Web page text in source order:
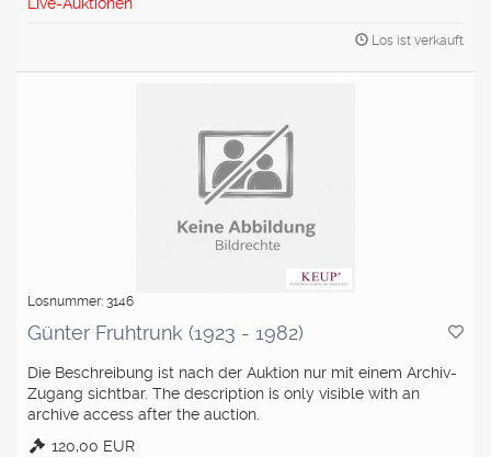
Live-Auktionen
Los ist verkauft
Losnummer: 3146
Günter Fruhtrunk (1923 - 1982)
Die Beschreibung ist nach der Auktion nur mit einem Archiv-
Zugang sichtbar. The description is only visible with an
archive access after the auction.
120,00 EUR